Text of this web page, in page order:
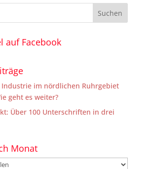
auf Facebook
Industrie im nördlichen Ruhrgebiet
geht es weiter?
Über 100 Unterschriften in drei
Monat